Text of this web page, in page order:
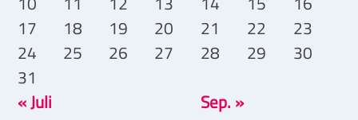
17
18 19 20 21 22
23
24
25 26 27 28 29
30
31
« Juli
Sep. »